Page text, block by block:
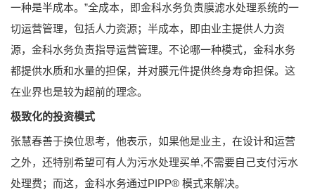
一种是半成本。”全成本，即金科水务负责膜滤水处理系统的一
切运营管理，包括人力资源；半成本，即由业主提供人力资
源，金科水务负责指导运营管理。不论哪一种模式，金科水务
都提供水质和水量的担保，并对膜元件提供终身寿命担保。这
在业界也是较为超前的理念。
极致化的投资模式
张慧春善于换位思考，他表示，如果他是业主，在设计和运营
之外，还特别希望可有人为污水处理买单,不需要自己支付污水
处理费；而这，金科水务通过PIPP® 模式来解决。